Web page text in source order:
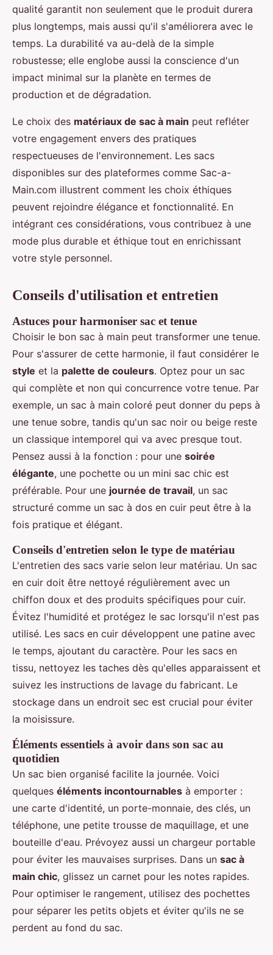
qualité garantit non seulement que le produit durera
plus longtemps, mais aussi qu'il s'améliorera avec le
temps. La durabilité va au-delà de la simple
robustesse; elle englobe aussi la conscience d'un
impact minimal sur la planète en termes de
production et de dégradation.
Le choix des matériaux de sac à main peut refléter
votre engagement envers des pratiques
respectueuses de l'environnement. Les sacs
disponibles sur des plateformes comme Sac-a-
Main.com illustrent comment les choix éthiques
peuvent rejoindre élégance et fonctionnalité. En
intégrant ces considérations, vous contribuez à une
mode plus durable et éthique tout en enrichissant
votre style personnel.
Conseils d'utilisation et entretien
Astuces pour harmoniser sac et tenue
Choisir le bon sac à main peut transformer une tenue.
Pour s'assurer de cette harmonie, il faut considérer le
style et la palette de couleurs. Optez pour un sac
qui complète et non qui concurrence votre tenue. Par
exemple, un sac à main coloré peut donner du peps à
une tenue sobre, tandis qu'un sac noir ou beige reste
un classique intemporel qui va avec presque tout.
Pensez aussi à la fonction : pour une soirée
élégante, une pochette ou un mini sac chic est
préférable. Pour une journée de travail, un sac
structuré comme un sac à dos en cuir peut être à la
fois pratique et élégant.
Conseils d'entretien selon le type de matériau
L'entretien des sacs varie selon leur matériau. Un sac
en cuir doit être nettoyé régulièrement avec un
chiffon doux et des produits spécifiques pour cuir.
Évitez l'humidité et protégez le sac lorsqu'il n'est pas
utilisé. Les sacs en cuir développent une patine avec
le temps, ajoutant du caractère. Pour les sacs en
tissu, nettoyez les taches dès qu'elles apparaissent et
suivez les instructions de lavage du fabricant. Le
stockage dans un endroit sec est crucial pour éviter
la moisissure.
Éléments essentiels à avoir dans son sac au
quotidien
Un sac bien organisé facilite la journée. Voici
quelques éléments incontournables à emporter :
une carte d'identité, un porte-monnaie, des clés, un
téléphone, une petite trousse de maquillage, et une
bouteille d'eau. Prévoyez aussi un chargeur portable
pour éviter les mauvaises surprises. Dans un sac à
main chic, glissez un carnet pour les notes rapides.
Pour optimiser le rangement, utilisez des pochettes
pour séparer les petits objets et éviter qu'ils ne se
perdent au fond du sac.